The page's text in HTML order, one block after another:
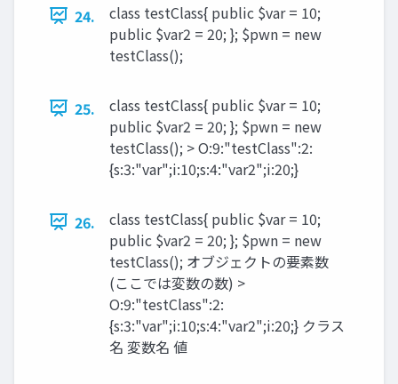
24.
class testClass{ public $var = 10;
public $var2 = 20; }; $pwn = new
testClass();
25.
class testClass{ public $var = 10;
public $var2 = 20; }; $pwn = new
testClass(); > O:9:"testClass":2:
{s:3:"var";i:10;s:4:"var2";i:20;}
26.
class testClass{ public $var = 10;
public $var2 = 20; }; $pwn = new
testClass(); オブジェクトの要素数
(ここでは変数の数) >
O:9:"testClass":2:
{s:3:"var";i:10;s:4:"var2";i:20;} クラス
名 変数名 値